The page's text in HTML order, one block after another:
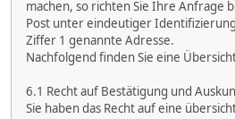
machen, so richten Sie Ihre Anfrage
Post unter eindeutiger
Ziffer 1 genannte Adresse.
Nachfolgend finden Sie eine
6.1 Recht auf Bestätigung und
Sie haben das Recht auf eine